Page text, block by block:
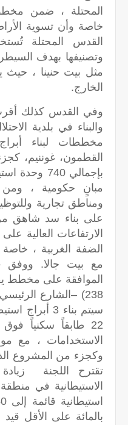
المحتلة ، ضمن
خاصة وأن تسوية
القدس المحتلة
وتصنيفها بهدف
مثل بيت حنينا ، حيث
الخارج.
وفي القدس كذلك
مخططات لبناء
القطمون، غوننيم،
بإجمالي
مبانٍ حكومية ، ومن
ومناطق تجارية
على بناء سد شاهق من
الارتفاعات العالية
الضفة الغربية ،
مع بيت جالا. ووفق
الموافقة على مخطط
238) –الشارع
الاستخدامات ، مع
تقترح اللجنة
بالمائة على الأقل